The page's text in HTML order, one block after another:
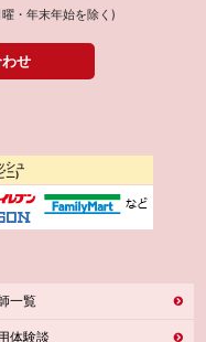
・年末年始を除く)
せ
シュ
ニ)
一覧
体験談